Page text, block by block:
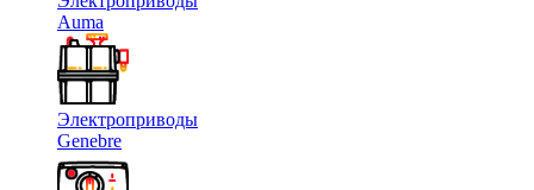
Auma
Электроприводы
Genebre